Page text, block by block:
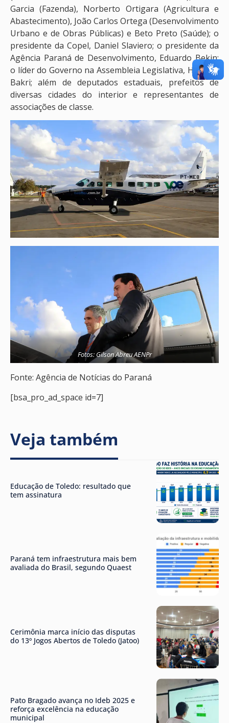
Garcia (Fazenda), Norberto Ortigara (Agricultura e
Abastecimento), João Carlos Ortega (Desenvolvimento
Urbano e de Obras Públicas) e Beto Preto (Saúde); o
presidente da Copel, Daniel Slaviero; o presidente da
Agência Paraná de Desenvolvimento, Eduardo Bekin;
o líder do Governo na Assembleia Legislativa, Hussein
Bakri; além de deputados estaduais, prefeitos de
diversas cidades do interior e representantes de
associações de classe.
Fotos: Gilson Abreu AENPr
Fonte: Agência de Notícias do Paraná
[bsa_pro_ad_space id=7]
Veja também
Educação de Toledo: resultado que
tem assinatura
Paraná tem infraestrutura mais bem
avaliada do Brasil, segundo Quaest
Cerimônia marca início das disputas
do 13º Jogos Abertos de Toledo (Jatoo)
Pato Bragado avança no Ideb 2025 e
reforça excelência na educação
municipal